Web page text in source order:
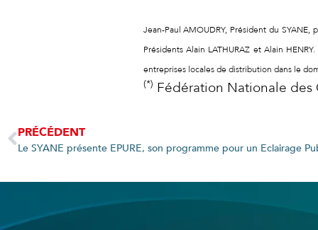
Jean-Paul AMOUDRY, Président du
Présidents Alain LATHURAZ et Alain
entreprises locales de distribution dans le
(*) Fédération Nationale des
PRÉCÉDENT